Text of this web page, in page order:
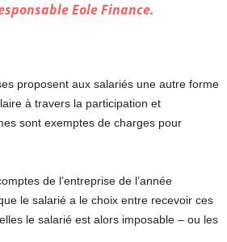
Eole Finance.
proposent aux salariés une autre forme
à travers la participation et
sont exemptes de charges pour
de l’entreprise de l’année
le salarié a le choix entre recevoir ces
le salarié est alors imposable – ou les